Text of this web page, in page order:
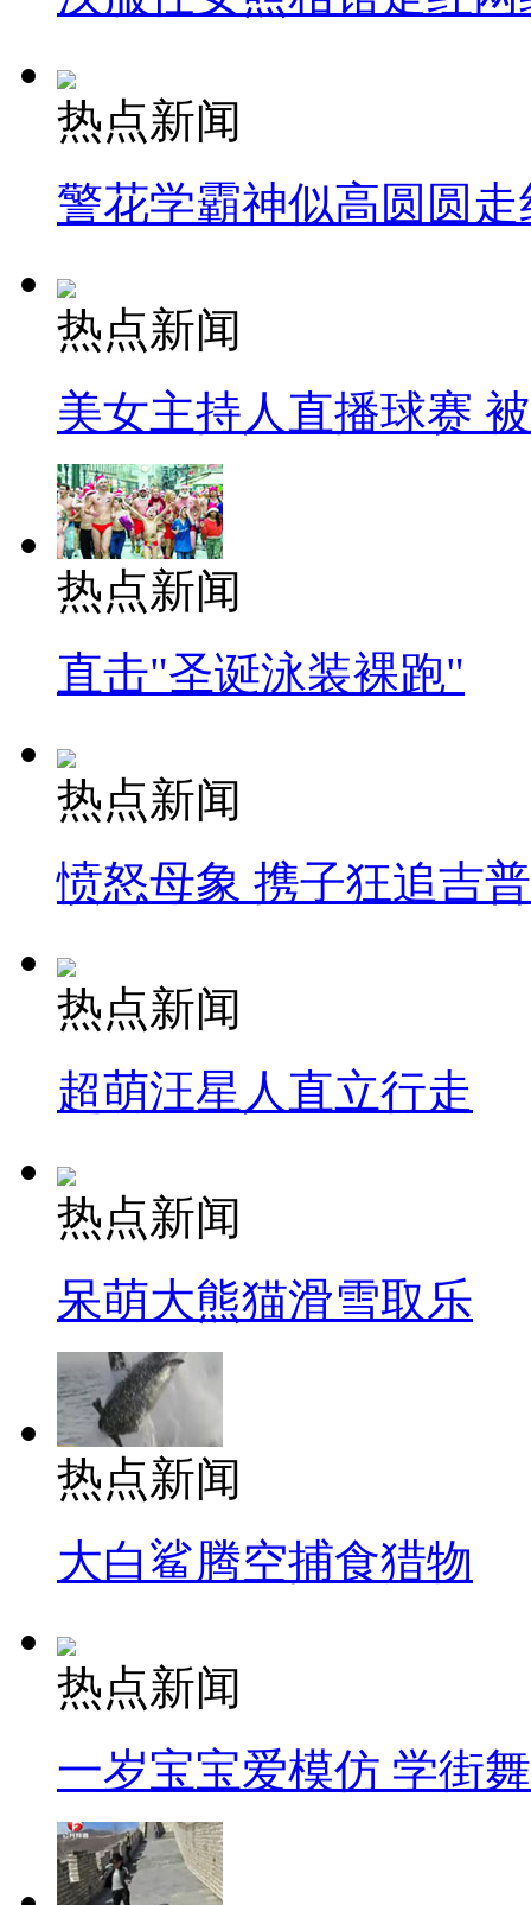
热点新闻
警花学霸神似高圆圆走
热点新闻
美女主持人直播球赛
热点新闻
直击"圣诞泳装裸跑"
热点新闻
愤怒母象 携子狂追吉
热点新闻
超萌汪星人直立行走
热点新闻
呆萌大熊猫滑雪取乐
热点新闻
大白鲨腾空捕食猎物
热点新闻
一岁宝宝爱模仿 学街